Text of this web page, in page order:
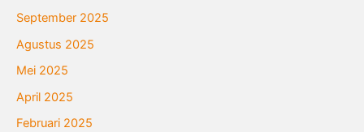
September 2025
Agustus 2025
Mei 2025
April 2025
Februari 2025